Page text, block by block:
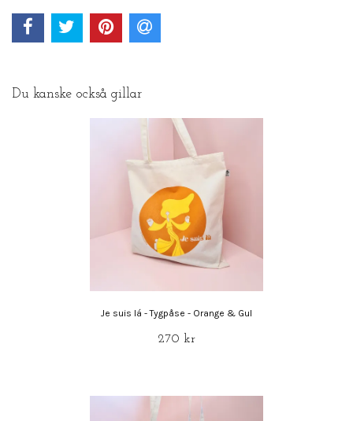
Du kanske också gillar
Je suis lá - Tygpåse - Orange & Gul
270 kr